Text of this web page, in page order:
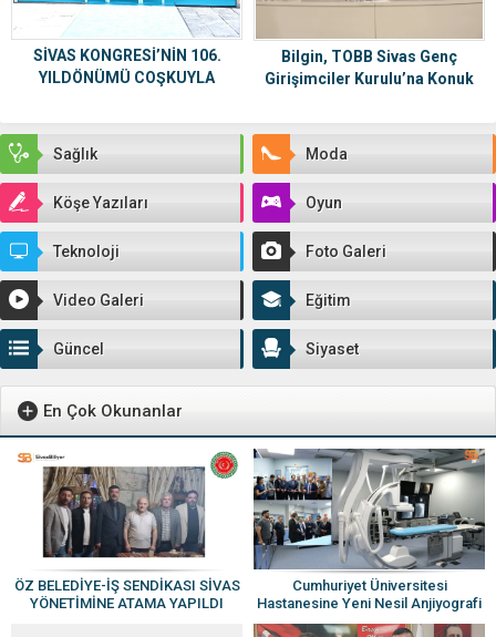
SİVAS KONGRESİ’NİN 106.
YILDÖNÜMÜ COŞKUYLA
Bilgin, TOBB Sivas Genç
Girişimciler Kurulu’na Konuk
Sağlık Moda
Köşe Yazıları Oyun
Teknoloji Foto Galeri
Video Galeri Eğitim
Güncel Siyaset
En Çok Okunanlar
ÖZ BELEDİYE-İŞ SENDİKASI SİVAS
YÖNETİMİNE ATAMA YAPILDI
Cumhuriyet Üniversitesi
Hastanesine Yeni Nesil Anjiyografi
Cihazı